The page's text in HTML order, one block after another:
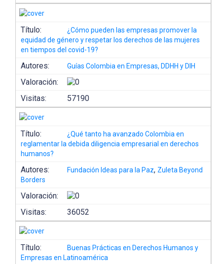
Título:
¿Cómo pueden las empresas promover la
equidad de género y respetar los derechos de las mujeres
en tiempos del covid-19?
Autores: Guías Colombia en Empresas, DDHH y DIH
Valoración:
Visitas:
57190
Título:
¿Qué tanto ha avanzado Colombia en
reglamentar la debida diligencia empresarial en derechos
humanos?
Autores: Fundación Ideas para la Paz, Zuleta Beyond
Borders
Valoración:
Visitas:
36052
Título:
Buenas Prácticas en Derechos Humanos y
Empresas en Latinoamérica